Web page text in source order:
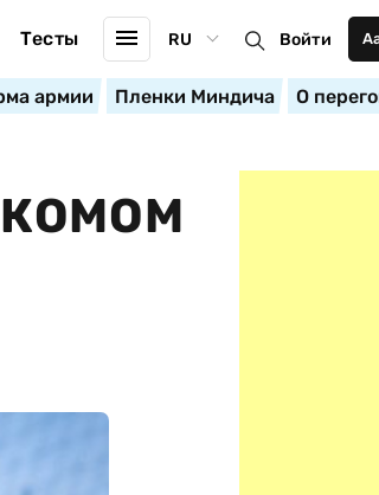
Тесты RU Войти
армии Пленки Миндича О